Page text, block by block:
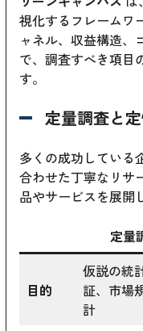
視化するフレームワ
ャネル、収益構造、
で、調査すべき項目
す。
定量調査と
多くの成功している
合わせた丁寧なリサ
品やサービスを展開
定量
目的
仮説の統
証、市場
計